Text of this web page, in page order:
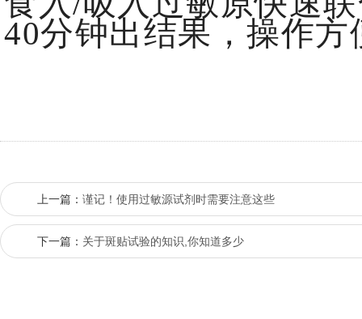
40分钟出结果，操作方
上一篇： 谨记！使用过敏源试剂时需要注意这些
下一篇： 关于斑贴试验的知识,你知道多少